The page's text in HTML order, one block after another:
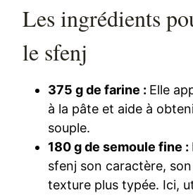
Les ingrédients
le sfenj
375 g de farine : Elle
à la pâte et aide à
souple.
180 g de semoule fine :
sfenj son caractère,
texture plus typée. Ici,